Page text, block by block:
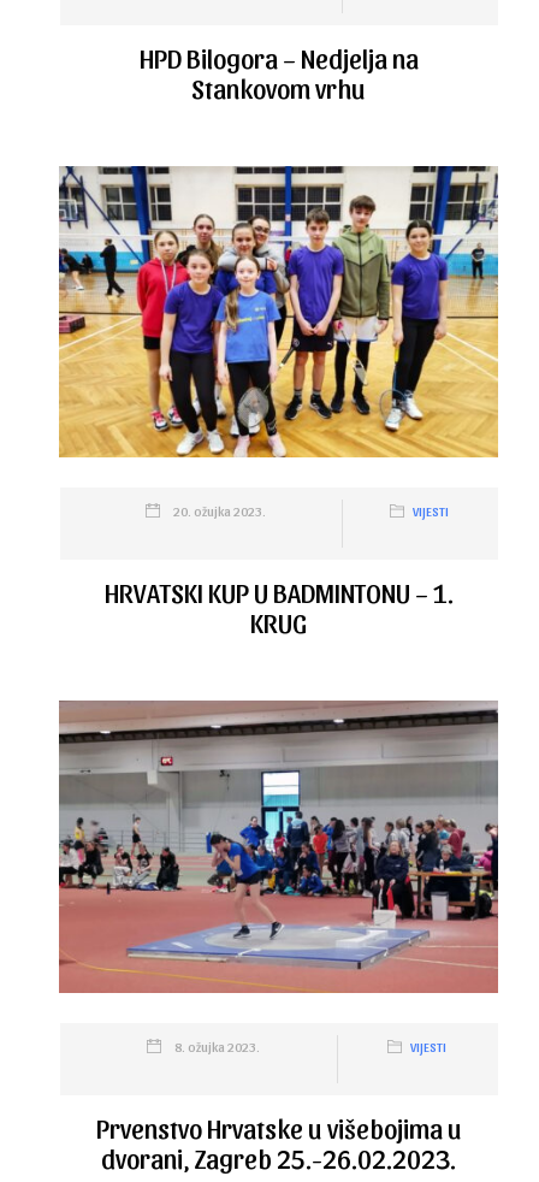
HPD Bilogora – Nedjelja na
Stankovom vrhu
20. ožujka 2023. VIJESTI
HRVATSKI KUP U BADMINTONU – 1.
KRUG
8. ožujka 2023. VIJESTI
Prvenstvo Hrvatske u višebojima u
dvorani, Zagreb 25.-26.02.2023.